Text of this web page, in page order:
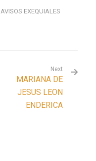
AVISOS EXEQUIALES
Next
MARIANA DE
JESUS LEON
ENDERICA